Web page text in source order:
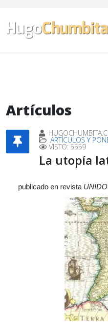
Artículos
ARTÍCULOS Y
VISTO: 5559
La utopía
publicado en revista